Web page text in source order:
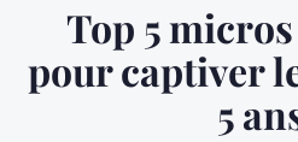
Top 5
pour captiver
5